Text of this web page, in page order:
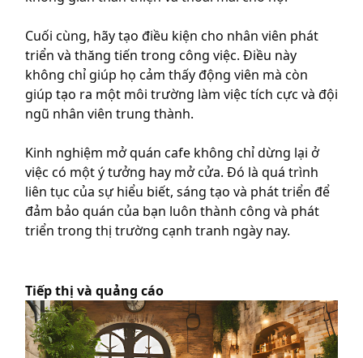
Cuối cùng, hãy tạo điều kiện cho nhân viên phát
triển và thăng tiến trong công việc. Điều này
không chỉ giúp họ cảm thấy động viên mà còn
giúp tạo ra một môi trường làm việc tích cực và đội
ngũ nhân viên trung thành.
Kinh nghiệm mở quán cafe không chỉ dừng lại ở
việc có một ý tưởng hay mở cửa. Đó là quá trình
liên tục của sự hiểu biết, sáng tạo và phát triển để
đảm bảo quán của bạn luôn thành công và phát
triển trong thị trường cạnh tranh ngày nay.
Tiếp thị và quảng cáo